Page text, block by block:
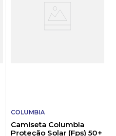
COLUMBIA
Camiseta Columbia
Proteção Solar (Fps) 50+